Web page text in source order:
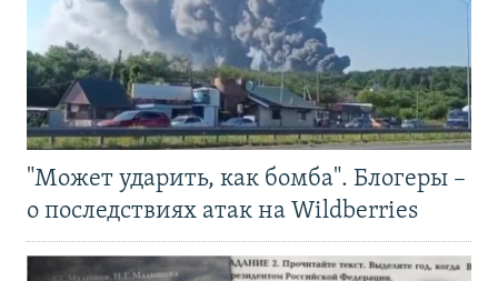
"Может ударить, как бомба". Блогеры –
о последствиях атак на Wildberries